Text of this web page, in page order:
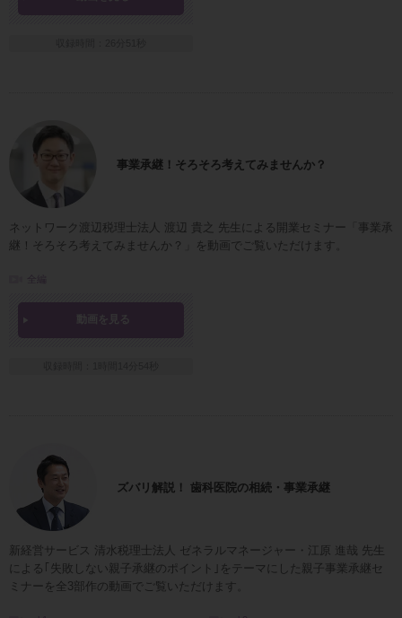
事業承継！そろそろ考えてみませんか？
ネットワーク渡辺税理士法人 渡辺 貴之 先生による開業セミナー「事業承
継！そろそろ考えてみませんか？」を動画でご覧いただけます。
動画を見る
ズバリ解説！ 歯科医院の相続・事業承継
新経営サービス 清水税理士法人 ゼネラルマネージャー・江原 進哉 先生
による｢失敗しない親子承継のポイント｣をテーマにした親子事業承継セ
ミナーを全3部作の動画でご覧いただけます。